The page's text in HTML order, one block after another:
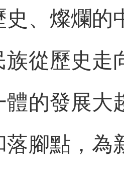
史、燦爛的
族從歷史走
體的發展大
落腳點，為